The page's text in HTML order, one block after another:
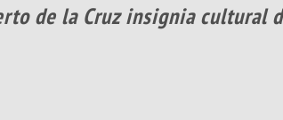
de la Cruz insignia cultural